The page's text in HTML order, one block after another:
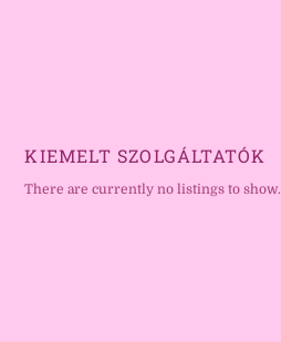
KIEMELT SZOLGÁLTATÓK
There are currently no listings to show.